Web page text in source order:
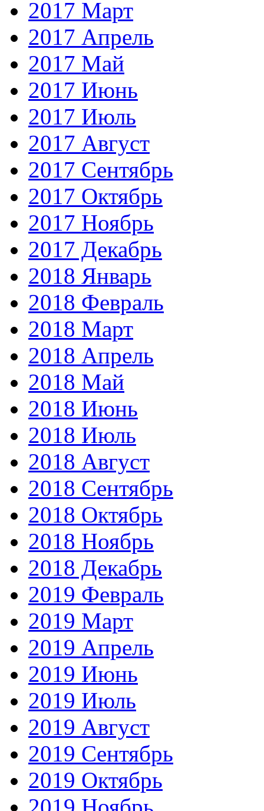
2017 Март
2017 Апрель
2017 Май
2017 Июнь
2017 Июль
2017 Август
2017 Сентябрь
2017 Октябрь
2017 Ноябрь
2017 Декабрь
2018 Январь
2018 Февраль
2018 Март
2018 Апрель
2018 Май
2018 Июнь
2018 Июль
2018 Август
2018 Сентябрь
2018 Октябрь
2018 Ноябрь
2018 Декабрь
2019 Февраль
2019 Март
2019 Апрель
2019 Июнь
2019 Июль
2019 Август
2019 Сентябрь
2019 Октябрь